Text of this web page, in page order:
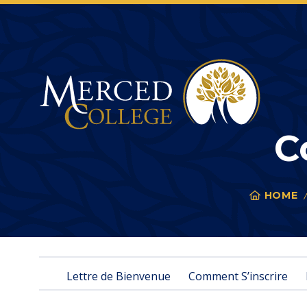
HOME
Lettre de Bienvenue Comment S’inscrire